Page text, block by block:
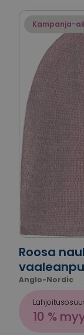
Kampanja-
Roosa
Anglo-Nordic
10 %